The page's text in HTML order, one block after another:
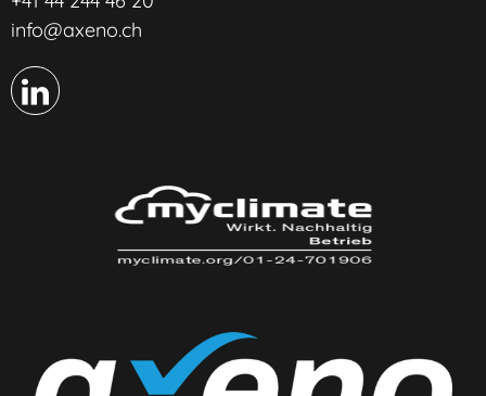
info@axeno.ch